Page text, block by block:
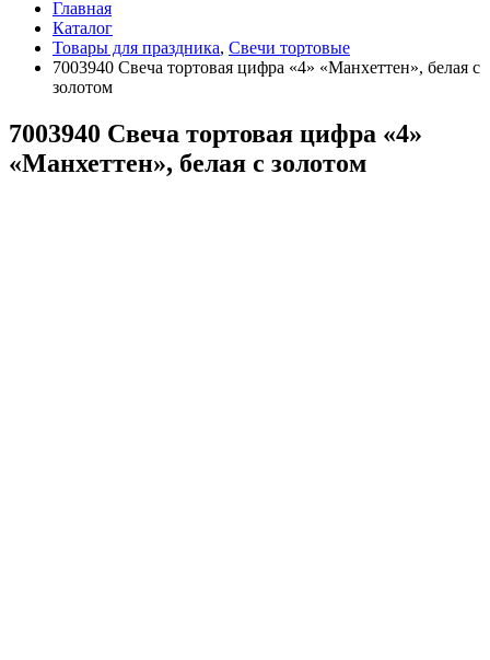
Главная
Каталог
Товары для праздника, Свечи тортовые
7003940 Свеча тортовая цифра «4» «Манхеттен», белая с
золотом
7003940 Свеча тортовая цифра «4»
«Манхеттен», белая с золотом